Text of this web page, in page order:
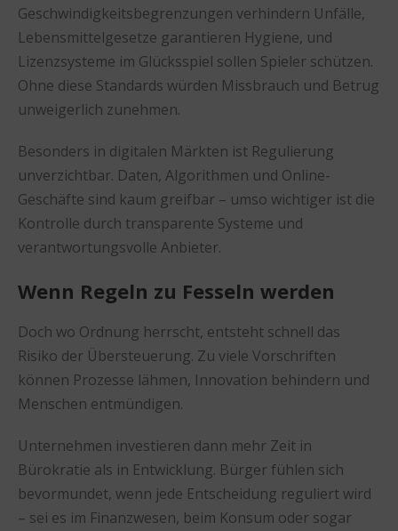
Geschwindigkeitsbegrenzungen verhindern Unfälle,
Lebensmittelgesetze garantieren Hygiene, und
Lizenzsysteme im Glücksspiel sollen Spieler schützen.
Ohne diese Standards würden Missbrauch und Betrug
unweigerlich zunehmen.
Besonders in digitalen Märkten ist Regulierung
unverzichtbar. Daten, Algorithmen und Online-
Geschäfte sind kaum greifbar – umso wichtiger ist die
Kontrolle durch transparente Systeme und
verantwortungsvolle Anbieter.
Wenn Regeln zu Fesseln werden
Doch wo Ordnung herrscht, entsteht schnell das
Risiko der Übersteuerung. Zu viele Vorschriften
können Prozesse lähmen, Innovation behindern und
Menschen entmündigen.
Unternehmen investieren dann mehr Zeit in
Bürokratie als in Entwicklung. Bürger fühlen sich
bevormundet, wenn jede Entscheidung reguliert wird
– sei es im Finanzwesen, beim Konsum oder sogar